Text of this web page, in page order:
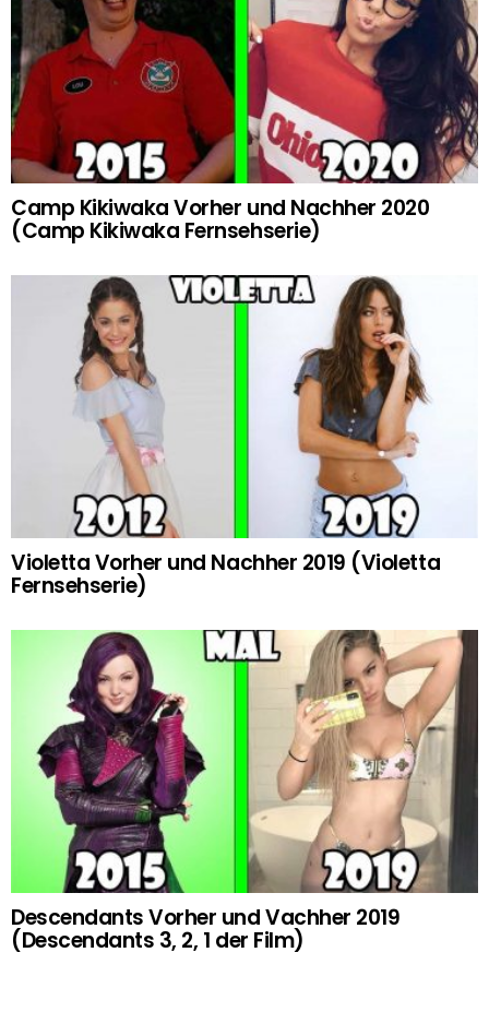
Camp Kikiwaka Vorher und Nachher 2020
(Camp Kikiwaka Fernsehserie)
Violetta Vorher und Nachher 2019 (Violetta
Fernsehserie)
Descendants Vorher und Vachher 2019
(Descendants 3, 2, 1 der Film)